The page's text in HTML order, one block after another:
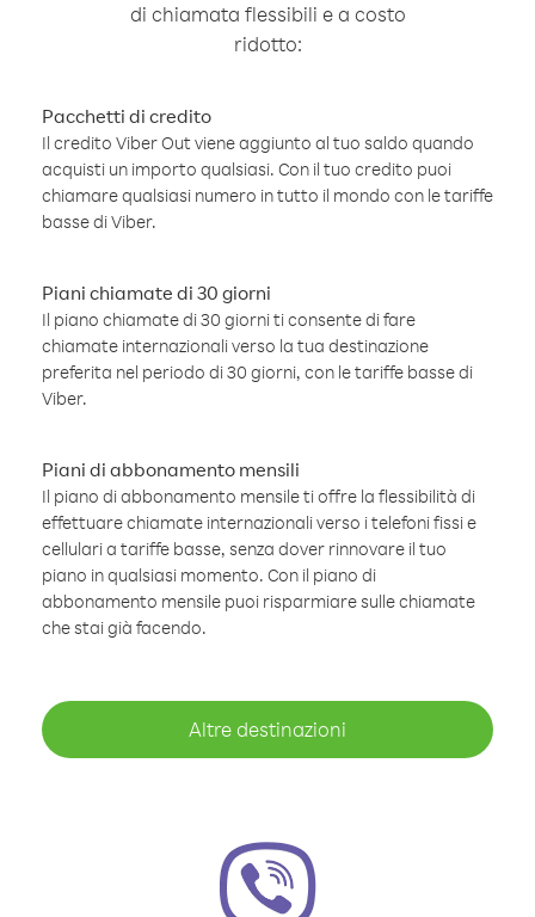
di chiamata flessibili e a costo
ridotto:
Pacchetti di credito
Il credito Viber Out viene aggiunto al tuo saldo quando
acquisti un importo qualsiasi. Con il tuo credito puoi
chiamare qualsiasi numero in tutto il mondo con le tariffe
basse di Viber.
Piani chiamate di 30 giorni
Il piano chiamate di 30 giorni ti consente di fare
chiamate internazionali verso la tua destinazione
preferita nel periodo di 30 giorni, con le tariffe basse di
Viber.
Piani di abbonamento mensili
Il piano di abbonamento mensile ti offre la flessibilità di
effettuare chiamate internazionali verso i telefoni fissi e
cellulari a tariffe basse, senza dover rinnovare il tuo
piano in qualsiasi momento. Con il piano di
abbonamento mensile puoi risparmiare sulle chiamate
che stai già facendo.
Altre destinazioni